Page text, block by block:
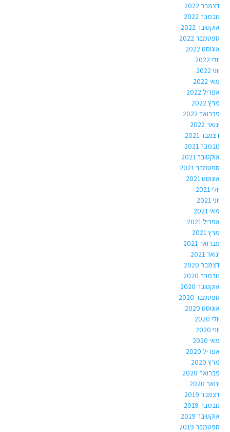
דצמבר 2022
נובמבר 2022
אוקטובר 2022
ספטמבר 2022
אוגוסט 2022
יולי 2022
יוני 2022
מאי 2022
אפריל 2022
מרץ 2022
פברואר 2022
ינואר 2022
דצמבר 2021
נובמבר 2021
אוקטובר 2021
ספטמבר 2021
אוגוסט 2021
יולי 2021
יוני 2021
מאי 2021
אפריל 2021
מרץ 2021
פברואר 2021
ינואר 2021
דצמבר 2020
נובמבר 2020
אוקטובר 2020
ספטמבר 2020
אוגוסט 2020
יולי 2020
יוני 2020
מאי 2020
אפריל 2020
מרץ 2020
פברואר 2020
ינואר 2020
דצמבר 2019
נובמבר 2019
אוקטובר 2019
ספטמבר 2019